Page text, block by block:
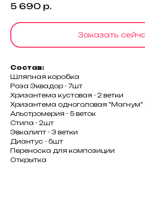
5 690 р.
Заказать
Состав:
Шляпная коробка
Роза Эквадор - 7шт
Хризантема кустовая - 2 ветки
Хризантема одноголовая "Магнум"
Альстромерия - 5 веток
Стипа - 2шт
Эвкалипт - 3 ветки
Диантус - 5шт
Переноска для композиции
Открытка